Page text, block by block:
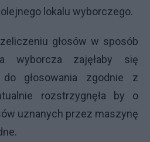
lokalu wyborczego.
głosów w sposób
wyborcza zajęłaby się
głosowania zgodnie z
rozstrzygnęła by o
uznanych przez maszynę